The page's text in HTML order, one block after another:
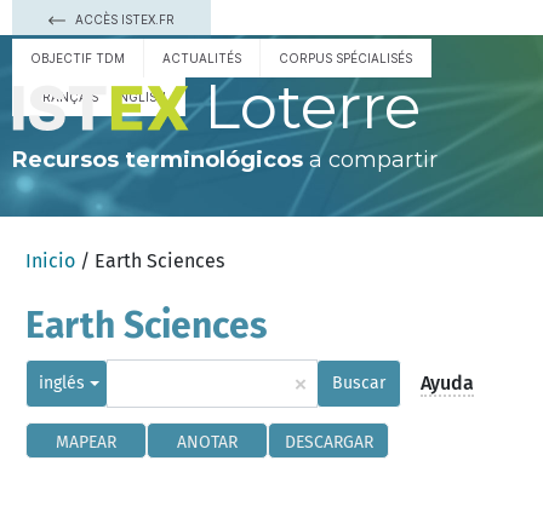
ACCÈS ISTEX.FR
OBJECTIF TDM ACTUALITÉS CORPUS SPÉCIALISÉS
FRANÇAIS ENGLISH Loterre
Recursos terminológicos a compartir
Inicio / Earth Sciences
Earth Sciences
inglés × Buscar Ayuda
MAPEAR ANOTAR DESCARGAR